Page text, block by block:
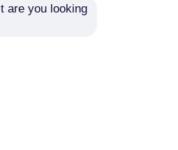
are you looking